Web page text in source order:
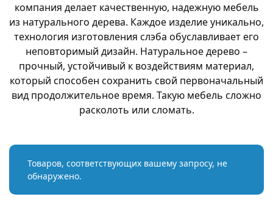
компания делает качественную, надежную мебель
из натурального дерева. Каждое изделие уникально,
технология изготовления слэба обуславливает его
неповторимый дизайн. Натуральное дерево –
прочный, устойчивый к воздействиям материал,
который способен сохранить свой первоначальный
вид продолжительное время. Такую мебель сложно
расколоть или сломать.
Товаров, соответствующих вашему запросу, не
обнаружено.